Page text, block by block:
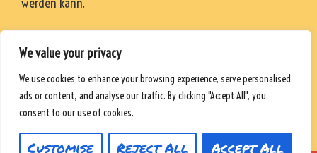
We value your privacy
We use cookies to enhance your browsing experience, serve personalised
ads or content, and analyse our traffic. By clicking "Accept All", you
consent to our use of cookies.
Customise Reject All Accept All
werden kann.
RESSOURCEN
DATENSCHUTZRICHTLINIE